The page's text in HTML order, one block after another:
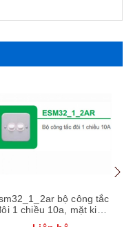
bộ công tắc
1 chiều 10a, mặt kim